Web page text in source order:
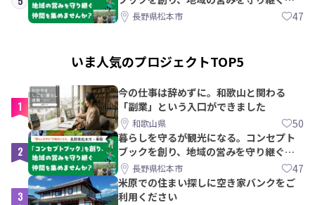
間を集めませんか？
長野県松本市 47
いま人気のプロジェクトTOP5
1
今の仕事は辞めずに。和歌山と関わる
「副業」という入口ができました
和歌山県 50
2
暮らしを守るが観光になる。コンセプト
ブックを創り、地域の営みを守り継ぐ仲
間を集めませんか？
長野県松本市 47
3
米原での住まい探しに空き家バンクをご
利用ください